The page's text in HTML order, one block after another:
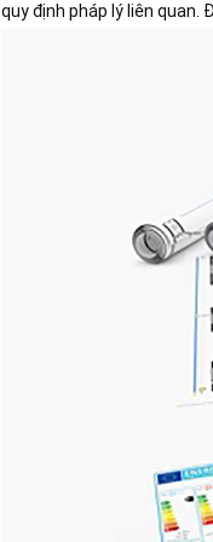
quy định pháp lý liên quan.